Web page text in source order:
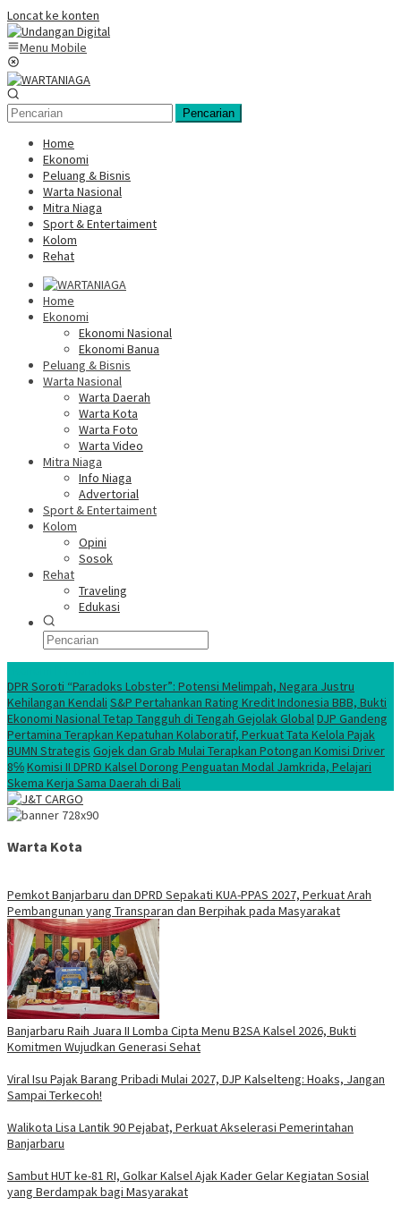
Loncat ke konten
Menu Mobile
Pencarian
Home
Ekonomi
Peluang & Bisnis
Warta Nasional
Mitra Niaga
Sport & Entertaiment
Kolom
Rehat
Home
Ekonomi
Ekonomi Nasional
Ekonomi Banua
Peluang & Bisnis
Warta Nasional
Warta Daerah
Warta Kota
Warta Foto
Warta Video
Mitra Niaga
Info Niaga
Advertorial
Sport & Entertaiment
Kolom
Opini
Sosok
Rehat
Traveling
Edukasi
DPR Soroti “Paradoks Lobster”: Potensi Melimpah, Negara Justru
Kehilangan Kendali S&P Pertahankan Rating Kredit Indonesia BBB, Bukti
Ekonomi Nasional Tetap Tangguh di Tengah Gejolak GlobalDJP Gandeng
Pertamina Terapkan Kepatuhan Kolaboratif, Perkuat Tata Kelola Pajak
BUMN Strategis Gojek dan Grab Mulai Terapkan Potongan Komisi Driver
8℅Komisi II DPRD Kalsel Dorong Penguatan Modal Jamkrida, Pelajari
Skema Kerja Sama Daerah di Bali
Warta Kota
Pemkot Banjarbaru dan DPRD Sepakati KUA-PPAS 2027, Perkuat Arah
Pembangunan yang Transparan dan Berpihak pada Masyarakat
Banjarbaru Raih Juara II Lomba Cipta Menu B2SA Kalsel 2026, Bukti
Komitmen Wujudkan Generasi Sehat
Viral Isu Pajak Barang Pribadi Mulai 2027, DJP Kalselteng: Hoaks, Jangan
Sampai Terkecoh!
Walikota Lisa Lantik 90 Pejabat, Perkuat Akselerasi Pemerintahan
Banjarbaru
Sambut HUT ke-81 RI, Golkar Kalsel Ajak Kader Gelar Kegiatan Sosial
yang Berdampak bagi Masyarakat